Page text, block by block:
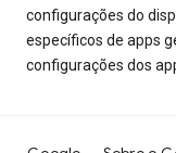
configurações do
específicos de apps
configurações dos